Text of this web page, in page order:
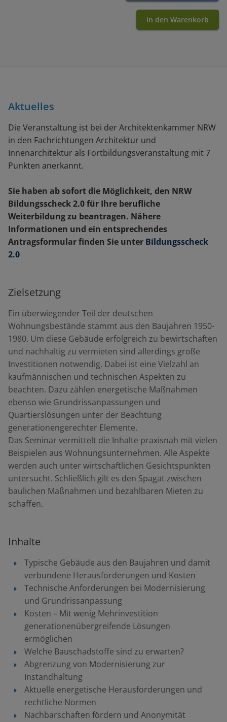
in den Warenkorb
Aktuelles
Die Veranstaltung ist bei der Architektenkammer NRW
in den Fachrichtungen Architektur und
Innenarchitektur als Fortbildungsveranstaltung mit 7
Punkten anerkannt.
Sie haben ab sofort die Möglichkeit, den NRW
Bildungsscheck 2.0 für Ihre berufliche
Weiterbildung zu beantragen. Nähere
Informationen und ein entsprechendes
Antragsformular finden Sie unter Bildungsscheck
2.0
Zielsetzung
Ein überwiegender Teil der deutschen
Wohnungsbestände stammt aus den Baujahren 1950-
1980. Um diese Gebäude erfolgreich zu bewirtschaften
und nachhaltig zu vermieten sind allerdings große
Investitionen notwendig. Dabei ist eine Vielzahl an
kaufmännischen und technischen Aspekten zu
beachten. Dazu zählen energetische Maßnahmen
ebenso wie Grundrissanpassungen und
Quartierslösungen unter der Beachtung
generationengerechter Elemente.
Das Seminar vermittelt die Inhalte praxisnah mit vielen
Beispielen aus Wohnungsunternehmen. Alle Aspekte
werden auch unter wirtschaftlichen Gesichtspunkten
untersucht. Schließlich gilt es den Spagat zwischen
baulichen Maßnahmen und bezahlbaren Mieten zu
schaffen.
Inhalte
Typische Gebäude aus den Baujahren und damit
verbundene Herausforderungen und Kosten
Technische Anforderungen bei Modernisierung
und Grundrissanpassung
Kosten – Mit wenig Mehrinvestition
generationenübergreifende Lösungen
ermöglichen
Welche Bauschadstoffe sind zu erwarten?
Abgrenzung von Modernisierung zur
Instandhaltung
Aktuelle energetische Herausforderungen und
rechtliche Normen
Nachbarschaften fördern und Anonymität